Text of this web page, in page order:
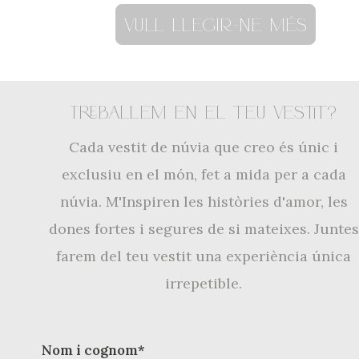
Vull llegir-ne més
Treballem en el teu vestit?
Cada vestit de núvia que creo és únic i
exclusiu en el món, fet a mida per a cada
núvia. M'Inspiren les històries d'amor, les
dones fortes i segures de si mateixes. Juntes
farem del teu vestit una experiència única
irrepetible.
Noms(Obligatori)